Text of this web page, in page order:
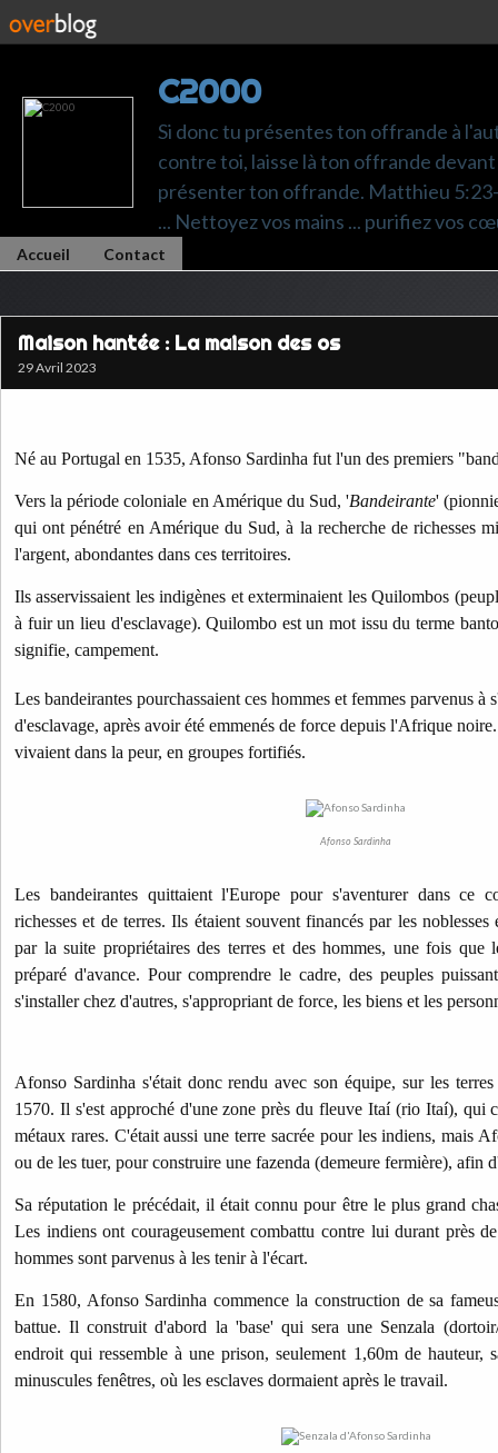
C2000
Si donc tu présentes ton offrande à
contre toi, laisse là ton offrande
présenter ton offrande. Matthieu 5:23-
... Nettoyez vos mains ... purifiez vos
Accueil Contact
Maison hantée : La maison des os
29 Avril 2023
Né au Portugal en 1535, Afonso Sardinha fut l'un des premiers
Vers la période coloniale en Amérique du Sud, 'Bandeirante'
qui ont pénétré en Amérique du Sud, à la recherche de richesses
l'argent, abondantes dans ces territoires.
Ils asservissaient les indigènes et exterminaient les Quilombos
à fuir un lieu d'esclavage). Quilombo est un mot issu du terme
signifie, campement.
Les bandeirantes pourchassaient ces hommes et femmes parvenus à
d'esclavage, après avoir été emmenés de force depuis l'Afrique
vivaient dans la peur, en groupes fortifiés.
Afonso Sardinha
Les bandeirantes quittaient l'Europe pour s'aventurer dans ce
richesses et de terres. Ils étaient souvent financés par les noblesses
par la suite propriétaires des terres et des hommes, une fois que
préparé d'avance. Pour comprendre le cadre, des peuples
s'installer chez d'autres, s'appropriant de force, les biens et les
Afonso Sardinha s'était donc rendu avec son équipe, sur les terres
1570. Il s'est approché d'une zone près du fleuve Itaí (rio Itaí), qui
métaux rares. C'était aussi une terre sacrée pour les indiens, mais
ou de les tuer, pour construire une fazenda (demeure fermière), afin
Sa réputation le précédait, il était connu pour être le plus grand
Les indiens ont courageusement combattu contre lui durant près
hommes sont parvenus à les tenir à l'écart.
En 1580, Afonso Sardinha commence la construction de sa
battue. Il construit d'abord la 'base' qui sera une Senzala
endroit qui ressemble à une prison, seulement 1,60m de hauteur,
minuscules fenêtres, où les esclaves dormaient après le travail.